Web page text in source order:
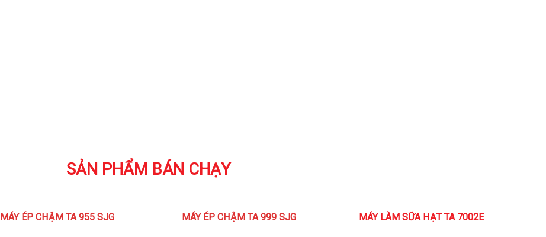
SẢN PHẨM BÁN CHẠY
MÁY ÉP CHẬM TA 955 SJG MÁY ÉP CHẬM TA 999 SJG MÁY LÀM SỮA HẠT TA 7002E